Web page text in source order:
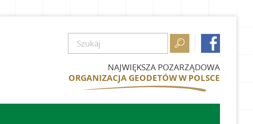
 
NAJWIĘKSZA POZARZĄDOWA
ORGANIZACJA GEODETÓW W POLSCE